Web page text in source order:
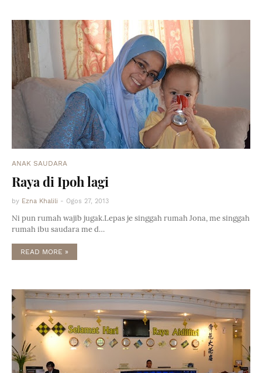
ANAK SAUDARA
Raya di Ipoh lagi
by Ezna Khalili - Ogos 27, 2013
Ni pun rumah wajib jugak.Lepas je singgah rumah Jona, me singgah
rumah ibu saudara me d…
READ MORE »